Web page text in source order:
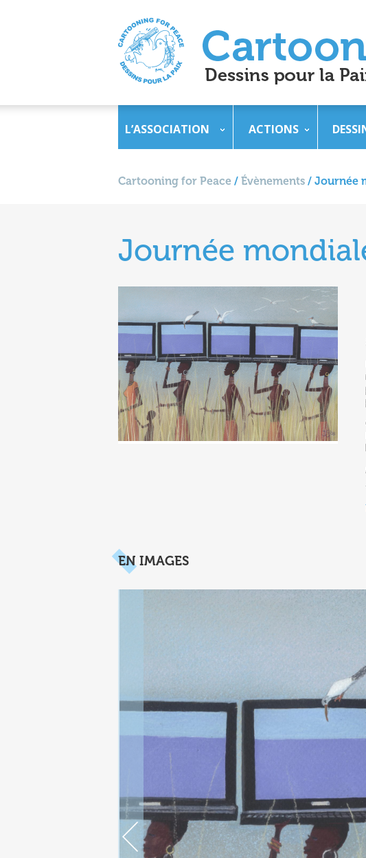
L’ASSOCIATION ACTIONS
Cartooning for Peace / Évènements / Journée
Journée
EN IMAGES